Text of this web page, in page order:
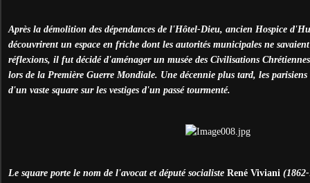
Après la démolition des dépendances de l'Hôtel-Dieu, ancien Hospice
découvrirent un espace en friche dont les autorités municipales ne
réflexions, il fut décidé d'aménager un musée des Civilisations
lors de la Première Guerre Mondiale. Une décennie plus tard, les
d'un vaste square sur les vestiges d'un passé tourmenté.
Le square porte le nom de l'avocat et député socialiste René Viviani